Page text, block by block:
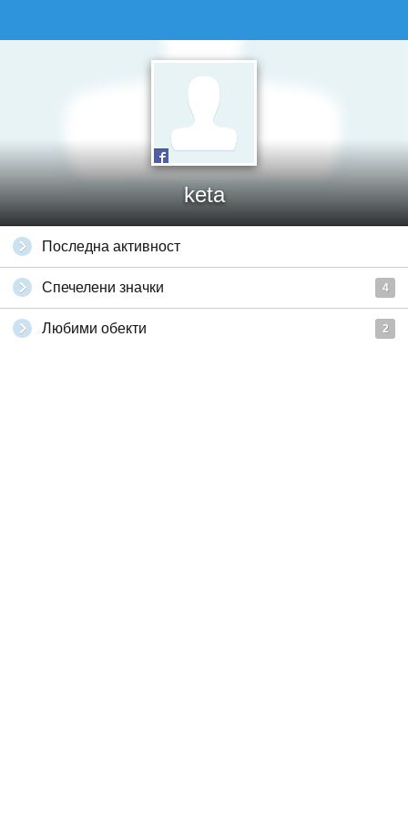
keta
Последна активност
Спечелени значки 4
Любими обекти 2